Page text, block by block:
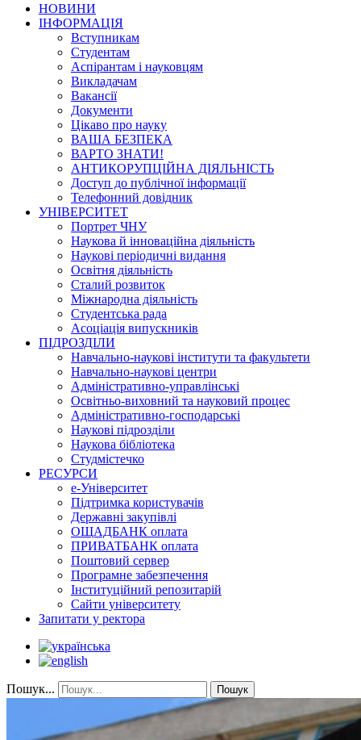
НОВИНИ
ІНФОРМАЦІЯ
Вступникам
Студентам
Аспірантам і науковцям
Викладачам
Вакансії
Документи
Цікаво про науку
ВАША БЕЗПЕКА
ВАРТО ЗНАТИ!
АНТИКОРУПЦІЙНА ДІЯЛЬНІСТЬ
Доступ до публічної інформації
Телефонний довідник
УНІВЕРСИТЕТ
Портрет ЧНУ
Наукова й інноваційна діяльність
Наукові періодичні видання
Освітня діяльність
Сталий розвиток
Міжнародна діяльність
Студентська рада
Асоціація випускників
ПІДРОЗДІЛИ
Навчально-наукові інститути та факультети
Навчально-наукові центри
Адміністративно-управлінські
Освітньо-виховний та науковий процес
Адміністративно-господарські
Наукові підрозділи
Наукова бібліотека
Студмістечко
РЕСУРСИ
е-Університет
Підтримка користувачів
Державні закупівлі
ОЩАДБАНК оплата
ПРИВАТБАНК оплата
Поштовий сервер
Програмне забезпечення
Інституційний репозитарій
Сайти університету
Запитати у ректора
Пошук... Пошук